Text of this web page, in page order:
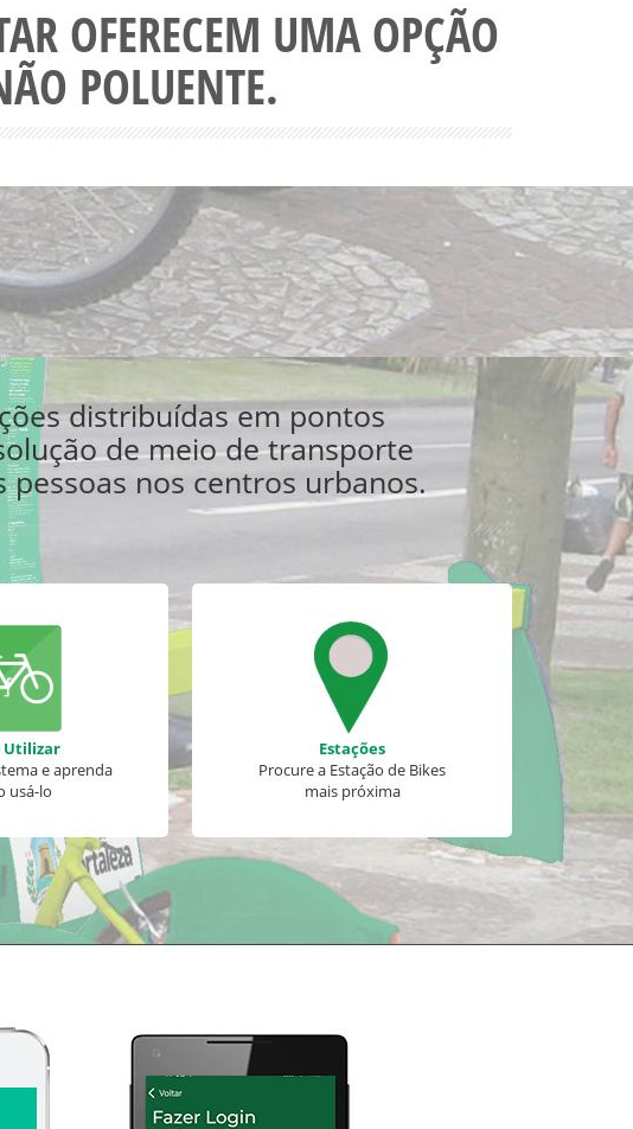
OFERECEM UMA OPÇÃO
POLUENTE.
distribuídas em pontos
de meio de transporte
nos centros urbanos.
Utilizar
e aprenda
usá-lo
Estações
Procure a Estação de Bikes
mais próxima